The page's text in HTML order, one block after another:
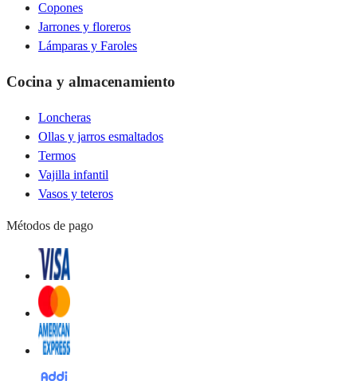
Copones
Jarrones y floreros
Lámparas y Faroles
Cocina y almacenamiento
Loncheras
Ollas y jarros esmaltados
Termos
Vajilla infantil
Vasos y teteros
Métodos de pago